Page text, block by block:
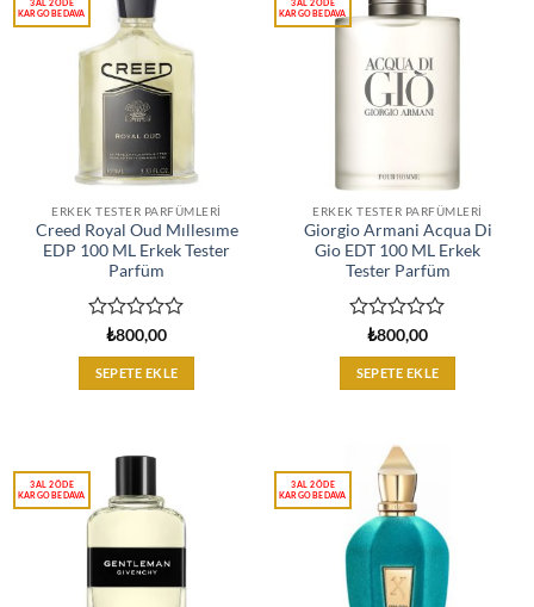
ERKEK TESTER PARFÜMLERI
Creed Royal Oud Mıllesıme
EDP 100 ML Erkek Tester
Parfüm
üzerinden
0
oy
₺800,00
SEPETE EKLE
ERKEK TESTER PARFÜMLERI
Giorgio Armani Acqua Di
Gio EDT 100 ML Erkek
Tester Parfüm
üzerinden
0
oy
₺800,00
SEPETE EKLE